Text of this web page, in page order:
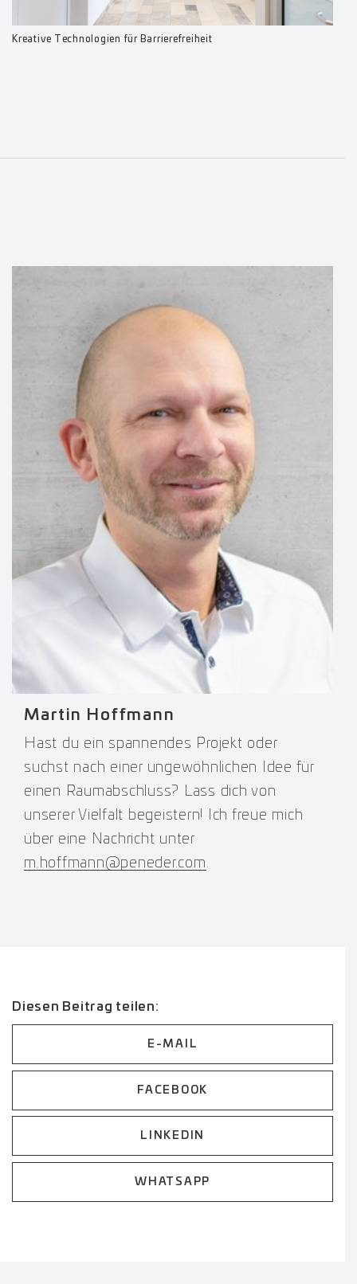
Kreative Technologien für Barrierefreiheit
Martin Hoffmann
Hast du ein spannendes Projekt oder
suchst nach einer ungewöhnlichen Idee für
einen Raumabschluss? Lass dich von
unserer Vielfalt begeistern! Ich freue mich
über eine Nachricht unter
m.hoffmann@peneder.com.
Diesen Beitrag teilen:
E-MAIL
FACEBOOK
LINKEDIN
WHATSAPP